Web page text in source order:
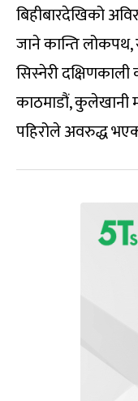
बिहीबारदेखिको
जाने कान्ति लोकपथ,
सिस्नेरी
काठमाडौं, कुलेखानी
पहिरोले अवरुद्ध